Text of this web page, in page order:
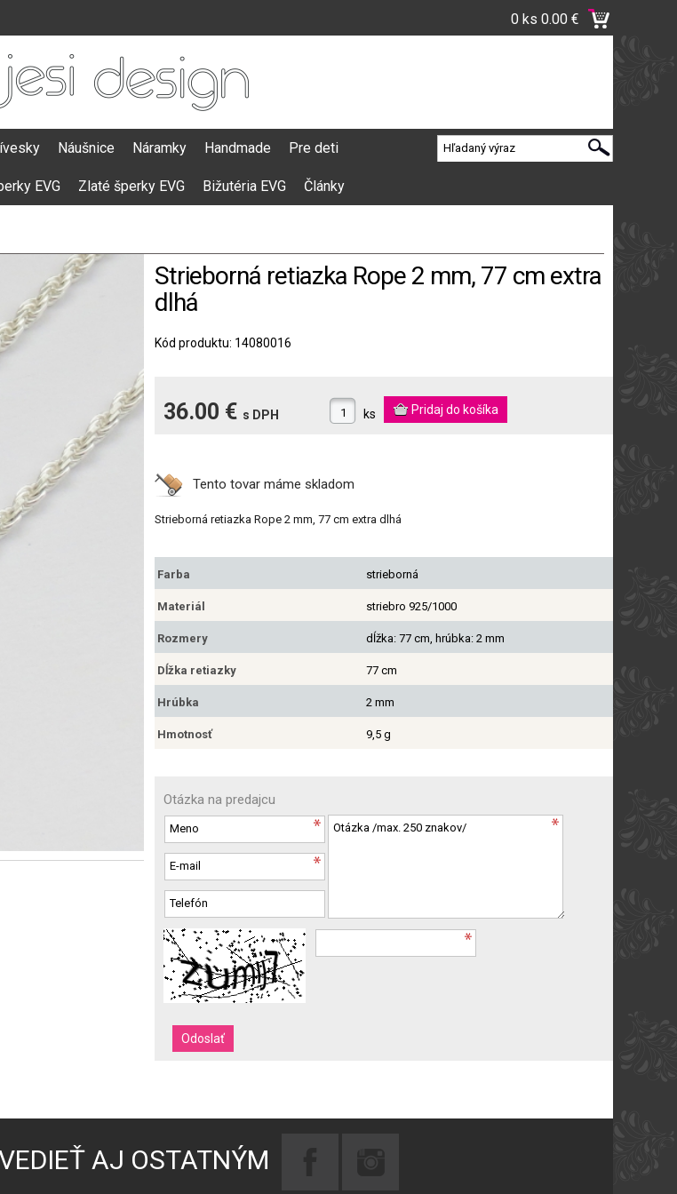
0 ks 0.00 €
Náušnice Náramky Handmade Pre deti
EVG Zlaté šperky EVG Bižutéria EVG Články
Strieborná retiazka Rope 2 mm, 77 cm extra
dlhá
Kód produktu: 14080016
36.00 € s DPH ks
Tento tovar máme skladom
Strieborná retiazka Rope 2 mm, 77 cm extra dlhá
Farba strieborná
Materiál striebro 925/1000
Rozmery dĺžka: 77 cm, hrúbka: 2 mm
Dĺžka retiazky 77 cm
Hrúbka 2 mm
Hmotnosť 9,5 g
Otázka na predajcu
AJ OSTATNÝM